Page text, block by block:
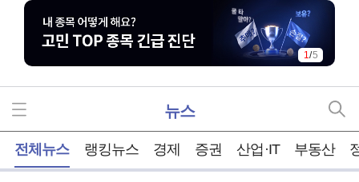
1/5
뉴스
전체뉴스 랭킹뉴스 경제 증권 산업·IT 부동산